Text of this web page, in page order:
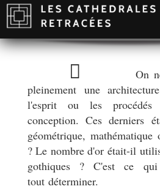
On
pleinement une
l'esprit ou les
conception. Ces derniers
géométrique,
? Le nombre d'or était-il
gothiques ? C'est ce
tout déterminer.